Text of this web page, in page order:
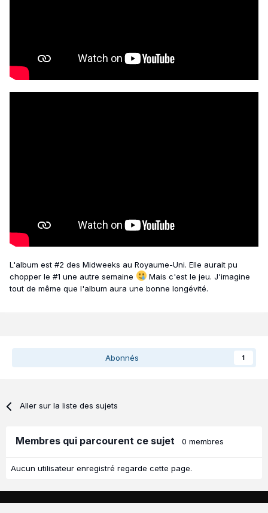
L'album est #2 des Midweeks au Royaume-Uni. Elle aurait pu
chopper le #1 une autre semaine
Mais c'est le jeu. J'imagine
tout de même que l'album aura une bonne longévité.
Abonnés 1
Aller sur la liste des sujets
Membres qui parcourent ce sujet 0 membres
Aucun utilisateur enregistré regarde cette page.